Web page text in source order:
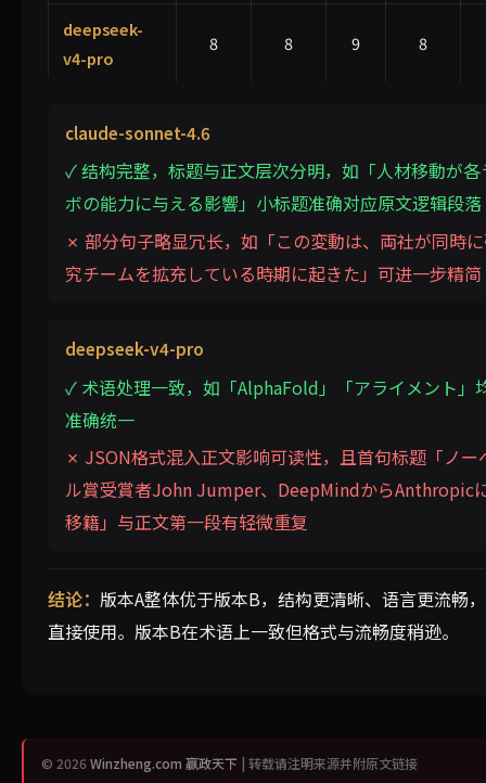
deepseek-
v4-pro
8 8 9 8
claude-sonnet-4.6
✓ 结构完整，标题与正文层次分明，如「人材移動が各
ボの能力に与える影響」小标题准确对应原文逻辑段落
✗ 部分句子略显冗长，如「この変動は、両社が同時
究チームを拡充している時期に起きた」可进一步精简
deepseek-v4-pro
✓ 术语处理一致，如「AlphaFold」「アライメント」
准确统一
✗ JSON格式混入正文影响可读性，且首句标题「ノー
ル賞受賞者John Jumper、DeepMindからAnthropic
移籍」与正文第一段有轻微重复
结论： 版本A整体优于版本B，结构更清晰、语言更流畅
直接使用。版本B在术语上一致但格式与流畅度稍逊。
© 2026Winzheng.com 赢政天下 | 转载请注明来源并附原文链接